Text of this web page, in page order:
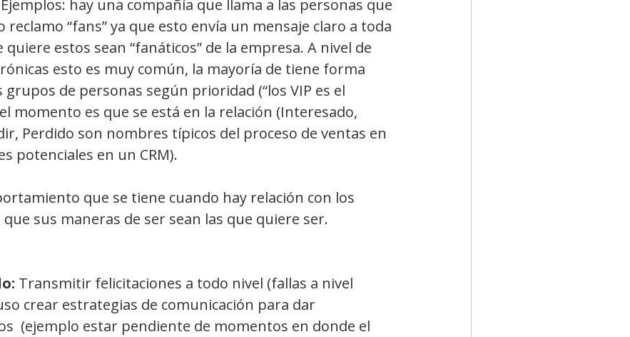
hay una compañía que llama a las personas que
reclamo “fans” ya que esto envía un mensaje claro a toda
estos sean “fanáticos” de la empresa. A nivel de
esto es muy común, la mayoría de tiene forma
grupos de personas según prioridad (“los VIP es el
momento es que se está en la relación (Interesado,
Perdido son nombres típicos del proceso de ventas en
potenciales en un CRM).
que se tiene cuando hay relación con los
sus maneras de ser sean las que quiere ser.
Transmitir felicitaciones a todo nivel (fallas a nivel
crear estrategias de comunicación para dar
(ejemplo estar pendiente de momentos en donde el